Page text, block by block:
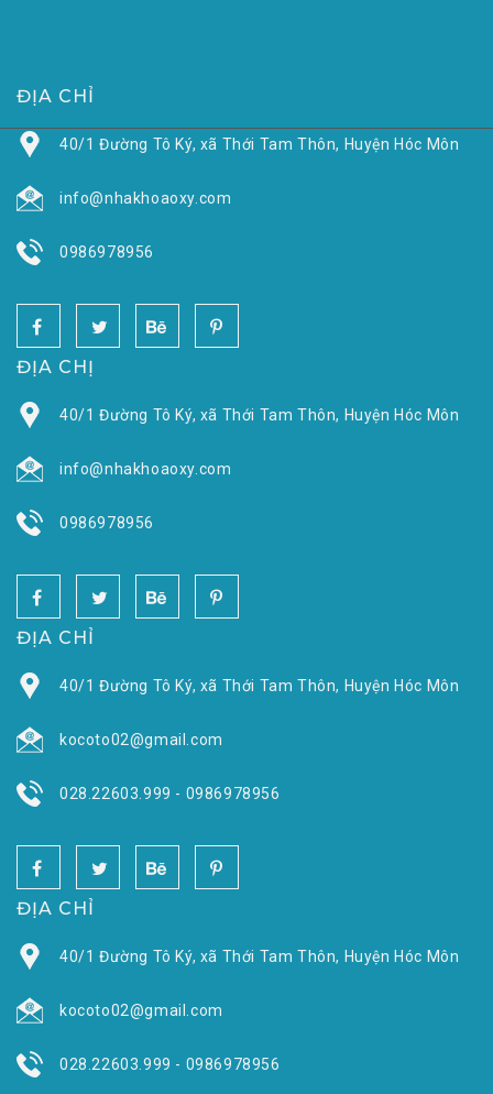
ĐỊA CHỈ
40/1 Đường Tô Ký, xã Thới Tam Thôn, Huyện Hóc Môn
info@nhakhoaoxy.com
0986978956
ĐỊA CHỊ
40/1 Đường Tô Ký, xã Thới Tam Thôn, Huyện Hóc Môn
info@nhakhoaoxy.com
0986978956
ĐỊA CHỈ
40/1 Đường Tô Ký, xã Thới Tam Thôn, Huyện Hóc Môn
kocoto02@gmail.com
028.22603.999 - 0986978956
ĐỊA CHỈ
40/1 Đường Tô Ký, xã Thới Tam Thôn, Huyện Hóc Môn
kocoto02@gmail.com
028.22603.999 - 0986978956